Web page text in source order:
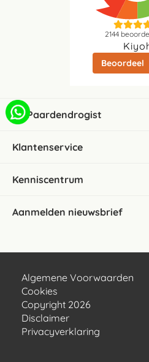
2144
Beoordeel
De Paardendrogist
Klantenservice
Kenniscentrum
Aanmelden nieuwsbrief
Algemene Voorwaarden
Cookies
Copyright 2026
Disclaimer
Privacyverklaring